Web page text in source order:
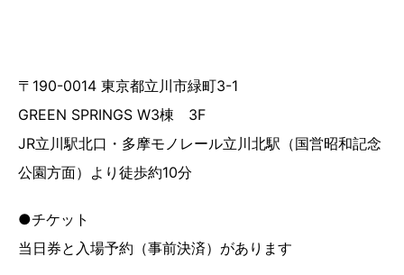
〒190-0014 東京都立川市緑町3-1
GREEN SPRINGS W3棟 3F
JR立川駅北口・多摩モノレール立川北駅（国営昭和記念
公園方面）より徒歩約10分
●チケット
当日券と入場予約（事前決済）があります